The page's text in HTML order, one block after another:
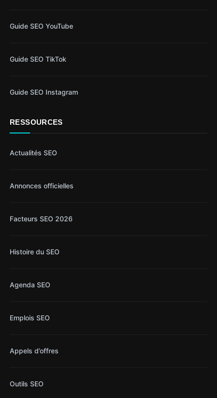
Guide SEO YouTube
Guide SEO TikTok
Guide SEO Instagram
RESSOURCES
Actualités SEO
Annonces officielles
Facteurs SEO 2026
Histoire du SEO
Agenda SEO
Emplois SEO
Appels d’offres
Outils SEO